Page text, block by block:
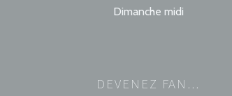
Dimanche midi
DEVENEZ FAN…